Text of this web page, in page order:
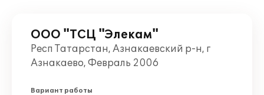
ООО "ТСЦ "Элекам"
Респ Татарстан, Азнакаевский р-н, г
Азнакаево, Февраль 2006
Вариант работы